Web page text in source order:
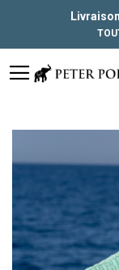
to
end
of
the
images